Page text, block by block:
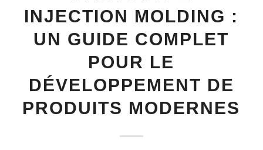
INJECTION MOLDING :
UN GUIDE COMPLET
POUR LE
DÉVELOPPEMENT DE
PRODUITS MODERNES